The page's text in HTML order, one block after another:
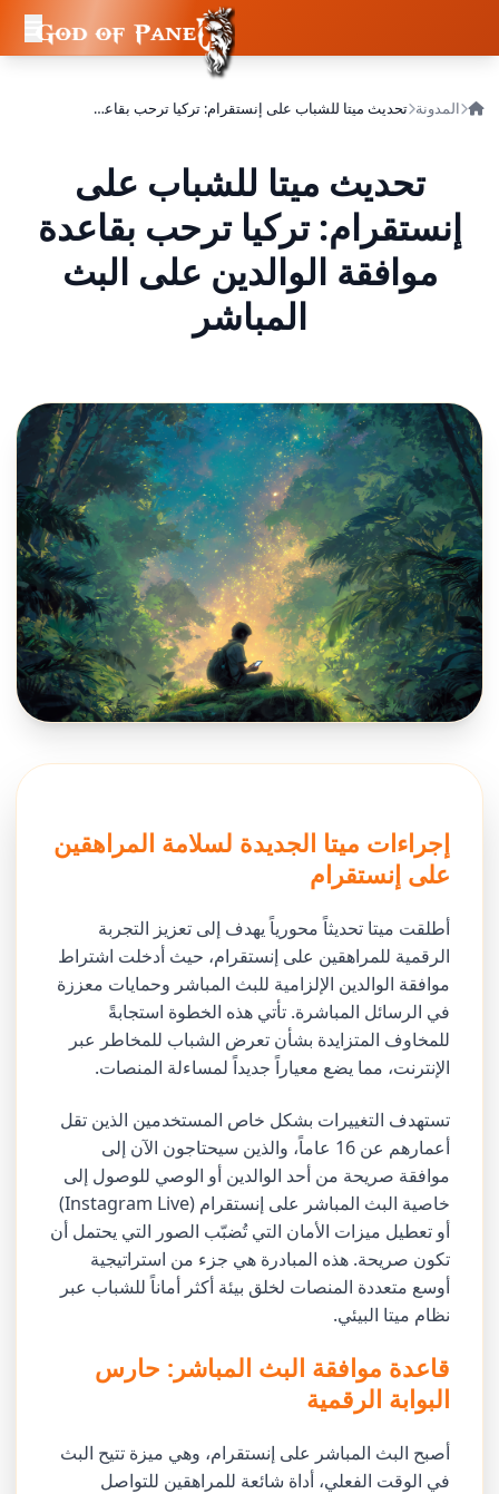
المدونة تحديث ميتا للشباب على إنستقرام: تركيا ترحب بقاعدة موافقة الوالدين على البث المباشر
تحديث ميتا للشباب على
إنستقرام: تركيا ترحب بقاعدة
موافقة الوالدين على البث
المباشر
إجراءات ميتا الجديدة لسلامة المراهقين
على إنستقرام
أطلقت ميتا تحديثاً محورياً يهدف إلى تعزيز التجربة
الرقمية للمراهقين على إنستقرام، حيث أدخلت اشتراط
موافقة الوالدين الإلزامية للبث المباشر وحمايات معززة
في الرسائل المباشرة. تأتي هذه الخطوة استجابةً
للمخاوف المتزايدة بشأن تعرض الشباب للمخاطر عبر
الإنترنت، مما يضع معياراً جديداً لمساءلة المنصات.
تستهدف التغييرات بشكل خاص المستخدمين الذين تقل
أعمارهم عن 16 عاماً، والذين سيحتاجون الآن إلى
موافقة صريحة من أحد الوالدين أو الوصي للوصول إلى
خاصية البث المباشر على إنستقرام (Instagram Live)
أو تعطيل ميزات الأمان التي تُضبّب الصور التي يحتمل أن
تكون صريحة. هذه المبادرة هي جزء من استراتيجية
أوسع متعددة المنصات لخلق بيئة أكثر أماناً للشباب عبر
نظام ميتا البيئي.
قاعدة موافقة البث المباشر: حارس
البوابة الرقمية
أصبح البث المباشر على إنستقرام، وهي ميزة تتيح البث
في الوقت الفعلي، أداة شائعة للمراهقين للتواصل